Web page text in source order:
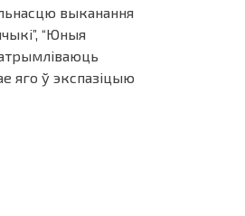
выканання
“Юныя
яго ў экспазіцыю